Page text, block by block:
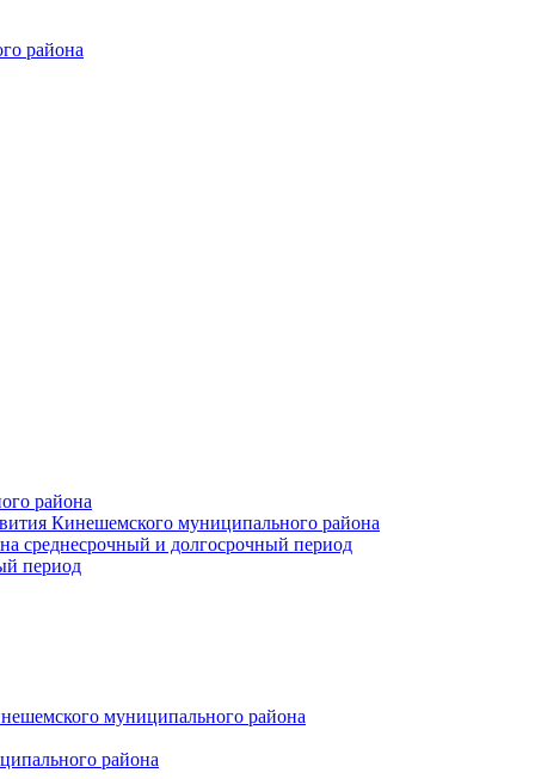
района
района
Кинешемского муниципального района
среднесрочный и долгосрочный период
период
муниципального района
района